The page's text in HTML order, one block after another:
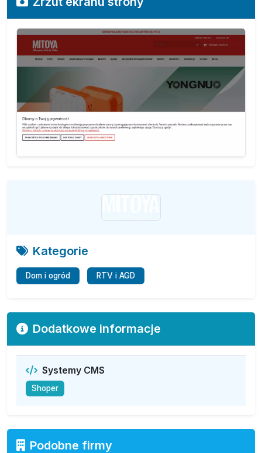
Kategorie
Dom i ogród RTV i AGD
Dodatkowe informacje
Systemy CMS
Shoper
Podobne firmy